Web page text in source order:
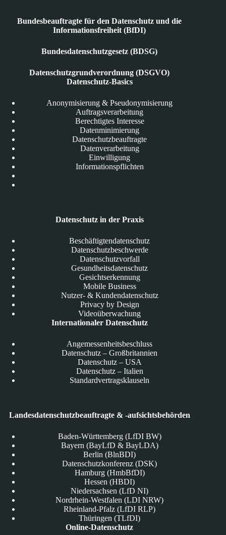
Bundesbeauftragte für den Datenschutz und die
Informationsfreiheit (BfDI)
Bundesdatenschutzgesetz (BDSG)
Datenschutzgrundverordnung (DSGVO)
Datenschutz-Basics
Anonymisierung & Pseudonymisierung
Auftragsverarbeitung
Berechtigtes Interesse
Datenminimierung
Datenschutzbeauftragte
Datenverarbeitung
Einwilligung
Informationspflichten
Datenschutz in der Praxis
Beschäftigtendatenschutz
Datenschutzbeschwerde
Datenschutzvorfall
Gesundheitsdatenschutz
Gesichtserkennung
Mobile Business
Nutzer- & Kundendatenschutz
Privacy by Design
Videoüberwachung
Internationaler Datenschutz
Angemessenheitsbeschluss
Datenschutz – Großbritannien
Datenschutz – USA
Datenschutz – Italien
Standardvertragsklauseln
Landesdatenschutzbeauftragte & -aufsichtsbehörden
Baden-Württemberg (LfDI BW)
Bayern (BayLfD & BayLDA)
Berlin (BlnBDI)
Datenschutzkonferenz (DSK)
Hamburg (HmbBfDI)
Hessen (HBDI)
Niedersachsen (LfD NI)
Nordrhein-Westfalen (LDI NRW)
Rheinland-Pfalz (LfDI RLP)
Thüringen (TLfDI)
Online-Datenschutz